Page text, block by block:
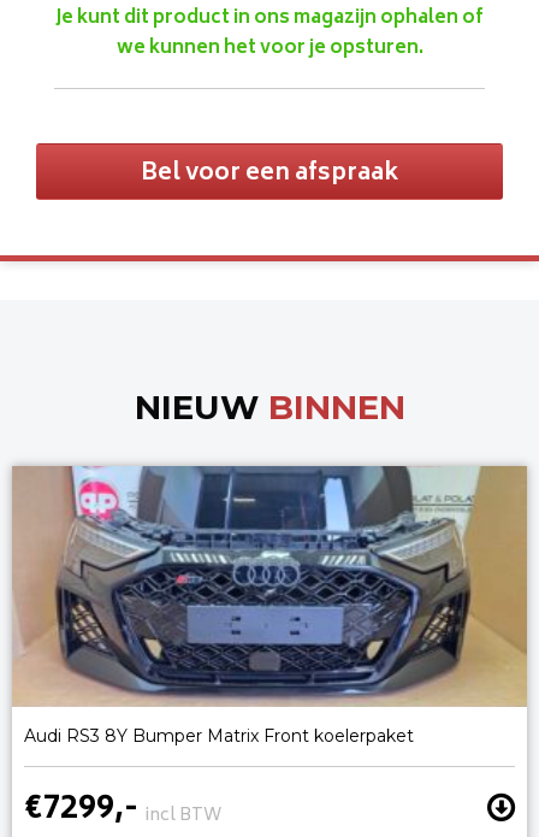
Je kunt dit product in ons magazijn ophalen of
we kunnen het voor je opsturen.
Bel voor een afspraak
NIEUW BINNEN
Audi RS3 8Y Bumper Matrix Front koelerpaket
€7299,- incl BTW